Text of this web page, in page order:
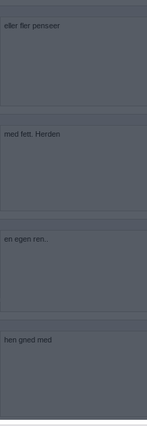
eller fler penseer
med fett. Herden
en egen ren..
hen gned med